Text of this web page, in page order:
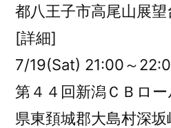
都八王子市高尾山展望
[詳細]
7/19(Sat) 21:00～
第４４回新潟ＣＢロ
県東頚城郡大島村深坂